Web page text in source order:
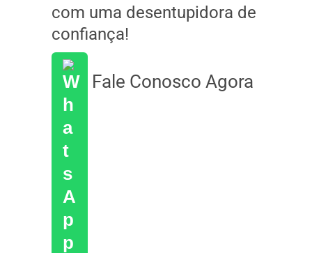
com uma desentupidora de
confiança!
Fale Conosco Agora